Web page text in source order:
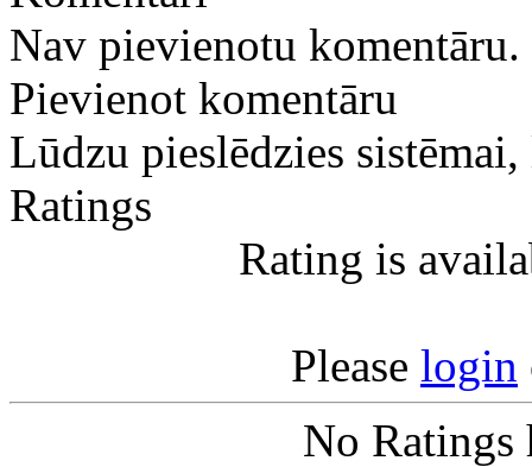
Nav pievienotu komentāru.
Pievienot komentāru
Lūdzu pieslēdzies
Ratings
Rating is
Please login
No Ratings